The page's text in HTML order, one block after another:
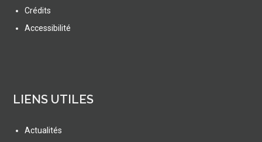
Crédits
Accessibilité
LIENS UTILES
Actualités